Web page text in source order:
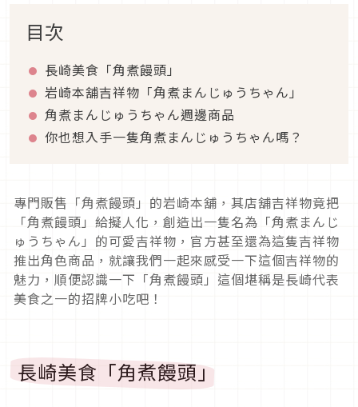
目次
長崎美食「角煮饅頭」
岩崎本舖吉祥物「角煮まんじゅうちゃん」
角煮まんじゅうちゃん週邊商品
你也想入手一隻角煮まんじゅうちゃん嗎？
專門販售「角煮饅頭」的岩崎本舖，其店舖吉祥物竟把
「角煮饅頭」給擬人化，創造出一隻名為「角煮まんじ
ゅうちゃん」的可愛吉祥物，官方甚至還為這隻吉祥物
推出角色商品，就讓我們一起來感受一下這個吉祥物的
魅力，順便認識一下「角煮饅頭」這個堪稱是長崎代表
美食之一的招牌小吃吧！
長崎美食「角煮饅頭」